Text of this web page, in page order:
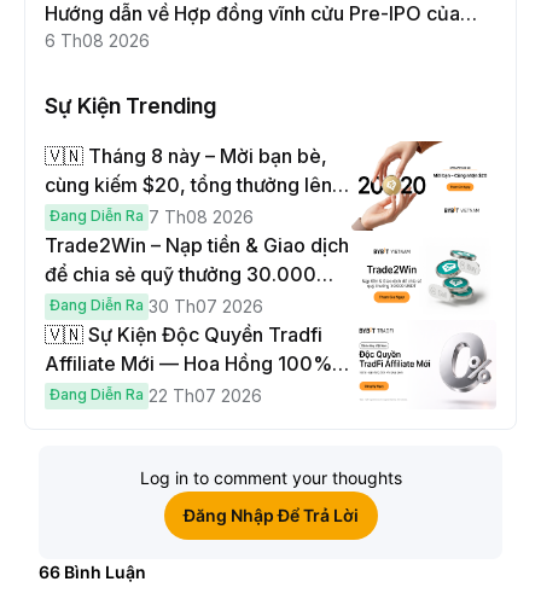
Hướng dẫn về Hợp đồng vĩnh cửu Pre-IPO của
Moonshot AI
6 Th08 2026
Sự Kiện Trending
🇻🇳 Tháng 8 này – Mời bạn bè,
cùng kiếm $20, tổng thưởng lên
đến $1,000
Đang Diễn Ra 7 Th08 2026
Trade2Win – Nạp tiền & Giao dịch
để chia sẻ quỹ thưởng 30.000
USDT
Đang Diễn Ra 30 Th07 2026
🇻🇳 Sự Kiện Độc Quyền Tradfi
Affiliate Mới — Hoa Hồng 100% &
Hoàn Phí Qua Đêm
Đang Diễn Ra 22 Th07 2026
Log in to comment your thoughts
Đăng Nhập Để Trả Lời
66 Bình Luận